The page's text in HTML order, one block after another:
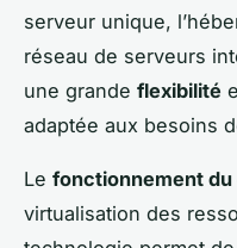
serveur unique,
réseau de serveurs
une grande flexibilité
adaptée aux besoins
Le fonctionnement du
virtualisation des